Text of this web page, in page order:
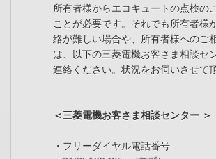
所有者様からエコキュートの点検の
ことが必要です。それでも所有者様
絡が難しい場合や、所有者様へのご
は、以下の三菱電機お客さま相談セ
連絡ください。状況をお伺いさせて
＜三菱電機お客さま相談センター ＞
・フリーダイヤル電話番号